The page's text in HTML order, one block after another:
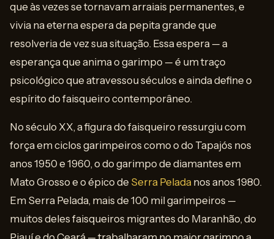
que às vezes se tornavam arraiais permanentes, e
vivia na eterna espera da pepita grande que
resolveria de vez sua situação. Essa espera — a
esperança que anima o garimpo — é um traço
psicológico que atravessou séculos e ainda define o
espírito do faisqueiro contemporâneo.
No século XX, a figura do faisqueiro ressurgiu com
força em ciclos garimpeiros como o do Tapajós nos
anos 1950 e 1960, o do garimpo de diamantes em
Mato Grosso e o épico de Serra Pelada nos anos 1980.
Em Serra Pelada, mais de 100 mil garimpeiros —
muitos deles faisqueiros migrantes do Maranhão, do